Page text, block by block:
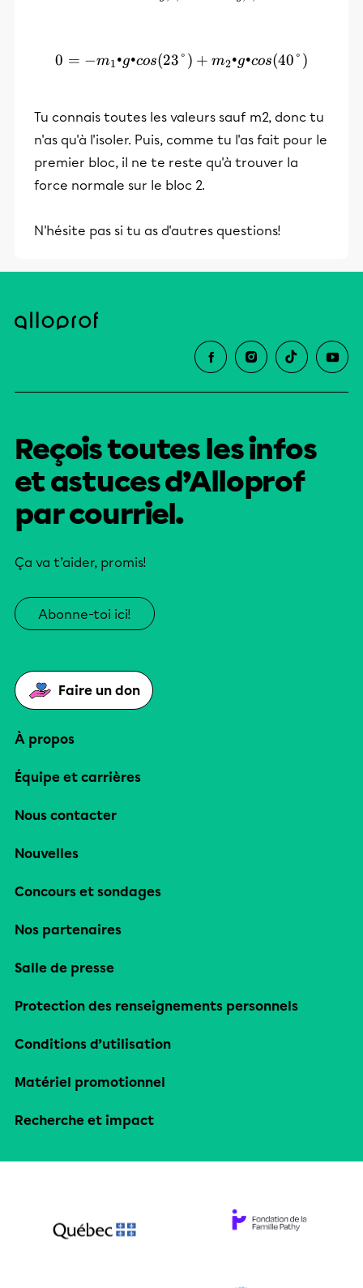
0=-
0 = −m1•g•cos(23°) + m2•g•cos(40°)
Tu connais toutes les valeurs sauf m2, donc tu
n'as qu'à l'isoler. Puis, comme tu l'as fait pour le
premier bloc, il ne te reste qu'à trouver la
force normale sur le bloc 2.
N'hésite pas si tu as d'autres questions!
Reçois toutes les infos
et astuces d’Alloprof
par courriel.
Ça va t’aider, promis!
Abonne-toi ici!
Faire un don
À propos
Équipe et carrières
Nous contacter
Nouvelles
Concours et sondages
Nos partenaires
Salle de presse
Protection des renseignements personnels
Conditions d’utilisation
Matériel promotionnel
Recherche et impact